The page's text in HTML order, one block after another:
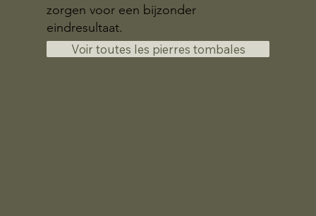
zorgen voor een bijzonder
eindresultaat.
Voir toutes les pierres tombales